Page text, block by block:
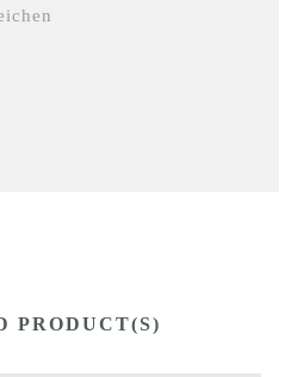
PRODUCT(S)